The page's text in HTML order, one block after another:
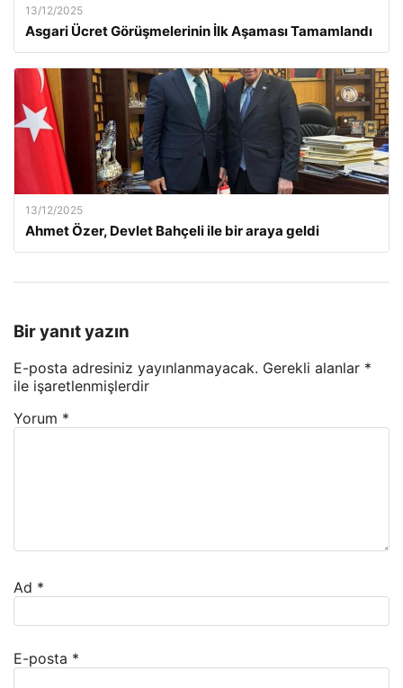
13/12/2025
Asgari Ücret Görüşmelerinin İlk Aşaması Tamamlandı
13/12/2025
Ahmet Özer, Devlet Bahçeli ile bir araya geldi
Bir yanıt yazın
E-posta adresiniz yayınlanmayacak. Gerekli alanlar *
ile işaretlenmişlerdir
Yorum *
Ad *
E-posta *